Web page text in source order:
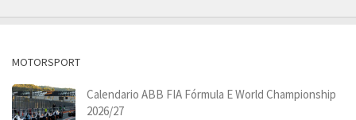
MOTORSPORT
Calendario ABB FIA Fórmula E World Championship
2026/27